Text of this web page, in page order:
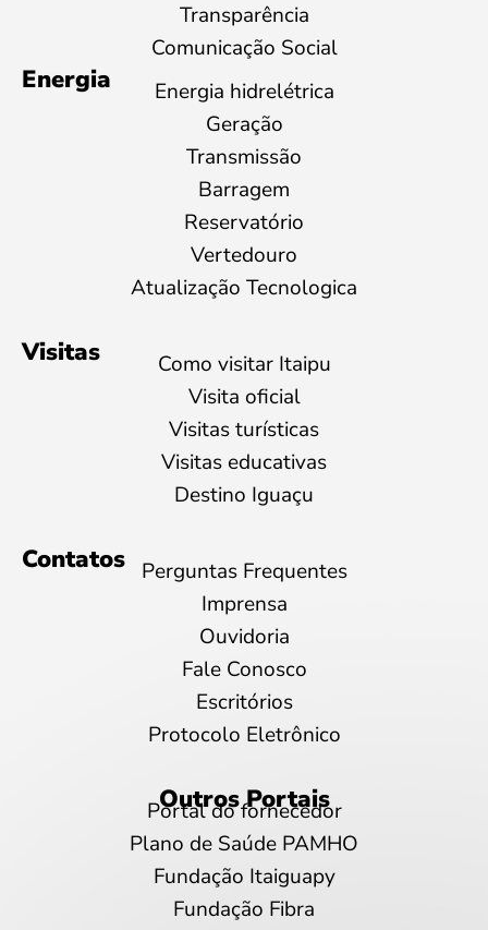
Transparência
Comunicação Social
Energia
Energia hidrelétrica
Geração
Transmissão
Barragem
Reservatório
Vertedouro
Atualização Tecnologica
Visitas
Como visitar Itaipu
Visita oficial
Visitas turísticas
Visitas educativas
Destino Iguaçu
Contatos
Perguntas Frequentes
Imprensa
Ouvidoria
Fale Conosco
Escritórios
Protocolo Eletrônico
Outros Portais
Portal do fornecedor
Plano de Saúde PAMHO
Fundação Itaiguapy
Fundação Fibra